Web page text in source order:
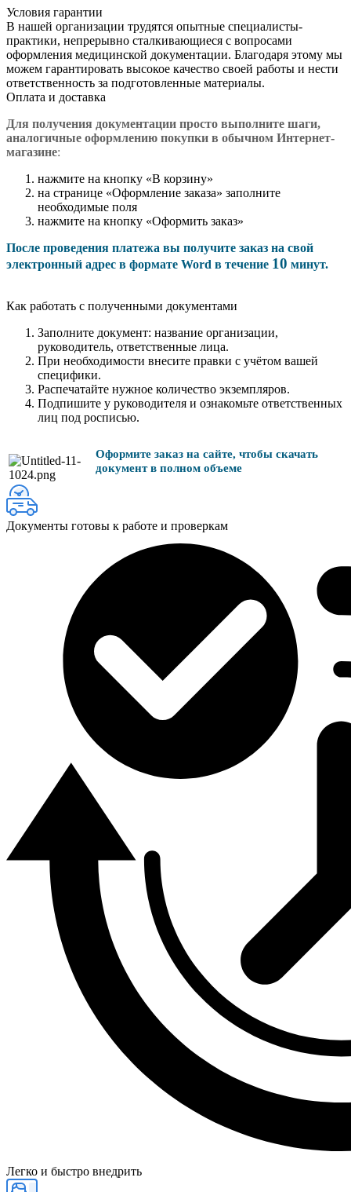
Условия гарантии
В нашей организации трудятся опытные специалисты-
практики, непрерывно сталкивающиеся с вопросами
оформления медицинской документации. Благодаря этому мы
можем гарантировать высокое качество своей работы и нести
ответственность за подготовленные материалы.
Оплата и доставка
Для получения документации просто выполните шаги,
аналогичные оформлению покупки в обычном Интернет-
магазине:
нажмите на кнопку «В корзину»
на странице «Оформление заказа» заполните
необходимые поля
нажмите на кнопку «Оформить заказ»
После проведения платежа вы получите заказ на свой
электронный адрес в формате Word в течение 10 минут.
Как работать с полученными документами
Заполните документ: название организации,
руководитель, ответственные лица.
При необходимости внесите правки с учётом вашей
специфики.
Распечатайте нужное количество экземпляров.
Подпишите у руководителя и ознакомьте ответственных
лиц под росписью.
Оформите заказ на сайте, чтобы скачать
документ в полном объеме
Документы готовы к работе и проверкам
Легко и быстро внедрить